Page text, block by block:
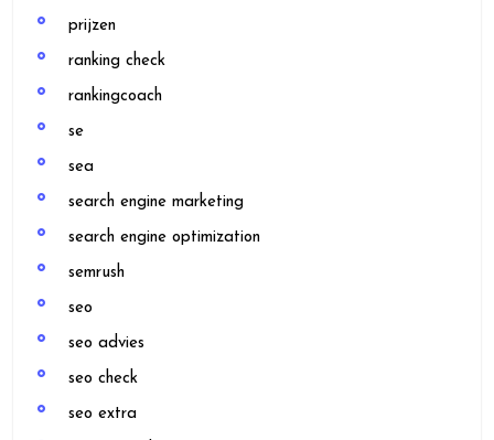
prijzen
ranking check
rankingcoach
se
sea
search engine marketing
search engine optimization
semrush
seo
seo advies
seo check
seo extra